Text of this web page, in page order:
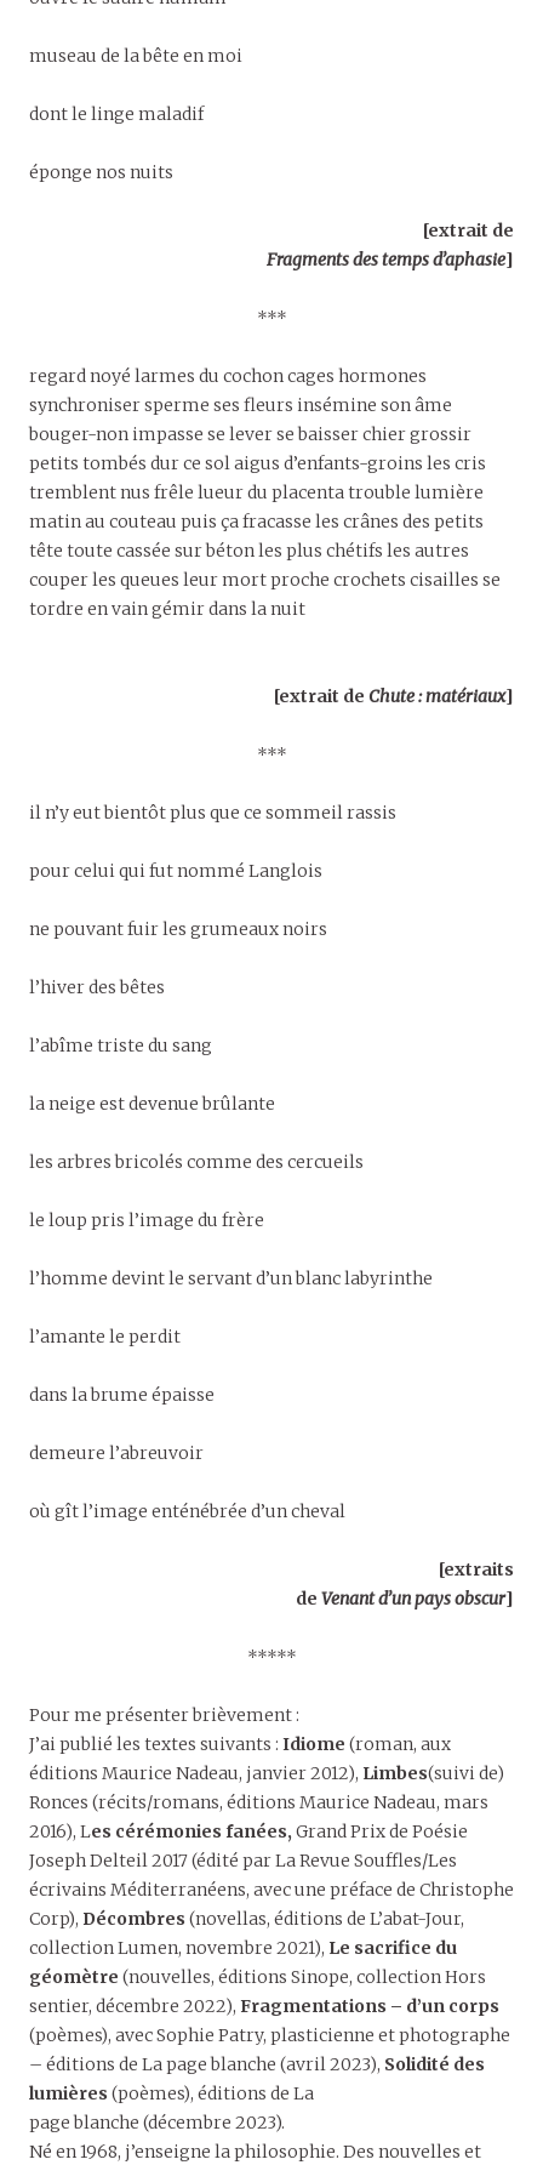
museau de la bête en moi
dont le linge maladif
éponge nos nuits
[extrait de
Fragments des temps d’aphasie]
***
regard noyé larmes du cochon cages hormones
synchroniser sperme ses fleurs insémine son âme
bouger-non impasse se lever se baisser chier grossir
petits tombés dur ce sol aigus d’enfants-groins les cris
tremblent nus frêle lueur du placenta trouble lumière
matin au couteau puis ça fracasse les crânes des petits
tête toute cassée sur béton les plus chétifs les autres
couper les queues leur mort proche crochets cisailles se
tordre en vain gémir dans la nuit
[extrait de Chute : matériaux]
***
il n’y eut bientôt plus que ce sommeil rassis
pour celui qui fut nommé Langlois
ne pouvant fuir les grumeaux noirs
l’hiver des bêtes
l’abîme triste du sang
la neige est devenue brûlante
les arbres bricolés comme des cercueils
le loup pris l’image du frère
l’homme devint le servant d’un blanc labyrinthe
l’amante le perdit
dans la brume épaisse
demeure l’abreuvoir
où gît l’image enténébrée d’un cheval
[extraits
de Venant d’un pays obscur]
*****
Pour me présenter brièvement :
J’ai publié les textes suivants : Idiome (roman, aux
éditions Maurice Nadeau, janvier 2012), Limbes(suivi de)
Ronces (récits/romans, éditions Maurice Nadeau, mars
2016), Les cérémonies fanées, Grand Prix de Poésie
Joseph Delteil 2017 (édité par La Revue Souffles/Les
écrivains Méditerranéens, avec une préface de Christophe
Corp), Décombres (novellas, éditions de L’abat-Jour,
collection Lumen, novembre 2021), Le sacrifice du
géomètre (nouvelles, éditions Sinope, collection Hors
sentier, décembre 2022), Fragmentations – d’un corps
(poèmes), avec Sophie Patry, plasticienne et photographe
– éditions de La page blanche (avril 2023), Solidité des
lumières (poèmes), éditions de La
page blanche (décembre 2023).
Né en 1968, j’enseigne la philosophie. Des nouvelles et